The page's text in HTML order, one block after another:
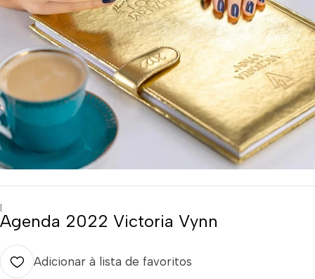
|
Agenda 2022 Victoria Vynn
Adicionar à lista de favoritos